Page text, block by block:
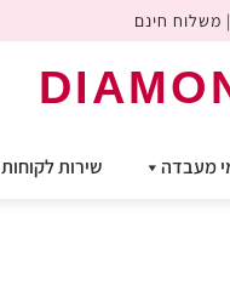
מעבדה שירות לקוחות